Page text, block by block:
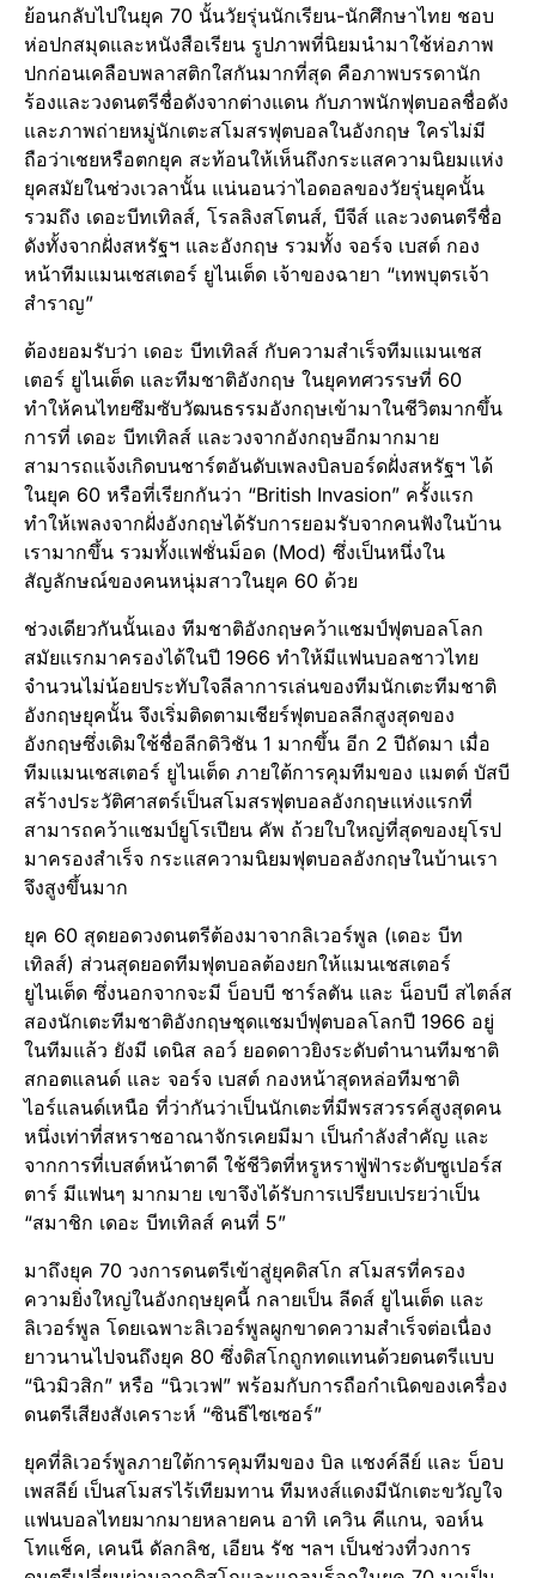
ย้อนกลับไปในยุค 70 นั้นวัยรุ่นนักเรียน-นักศึกษาไทย ชอบ
ห่อปกสมุดและหนังสือเรียน รูปภาพที่นิยมนำมาใช้ห่อภาพ
ปกก่อนเคลือบพลาสติกใสกันมากที่สุด คือภาพบรรดานัก
ร้องและวงดนตรีชื่อดังจากต่างแดน กับภาพนักฟุตบอลชื่อดัง
และภาพถ่ายหมู่นักเตะสโมสรฟุตบอลในอังกฤษ ใครไม่มี
ถือว่าเชยหรือตกยุค สะท้อนให้เห็นถึงกระแสความนิยมแห่ง
ยุคสมัยในช่วงเวลานั้น แน่นอนว่าไอดอลของวัยรุ่นยุคนั้น
รวมถึง เดอะบีทเทิลส์, โรลลิงสโตนส์, บีจีส์ และวงดนตรีชื่อ
ดังทั้งจากฝั่งสหรัฐฯ และอังกฤษ รวมทั้ง จอร์จ เบสต์ กอง
หน้าทีมแมนเชสเตอร์ ยูไนเต็ด เจ้าของฉายา “เทพบุตรเจ้า
สำราญ”
ต้องยอมรับว่า เดอะ บีทเทิลส์ กับความสำเร็จทีมแมนเชส
เตอร์ ยูไนเต็ด และทีมชาติอังกฤษ ในยุคทศวรรษที่ 60
ทำให้คนไทยซึมซับวัฒนธรรมอังกฤษเข้ามาในชีวิตมากขึ้น
การที่ เดอะ บีทเทิลส์ และวงจากอังกฤษอีกมากมาย
สามารถแจ้งเกิดบนชาร์ตอันดับเพลงบิลบอร์ดฝั่งสหรัฐฯ ได้
ในยุค 60 หรือที่เรียกกันว่า “British Invasion” ครั้งแรก
ทำให้เพลงจากฝั่งอังกฤษได้รับการยอมรับจากคนฟังในบ้าน
เรามากขึ้น รวมทั้งแฟชั่นม็อด (Mod) ซึ่งเป็นหนึ่งใน
สัญลักษณ์ของคนหนุ่มสาวในยุค 60 ด้วย
ช่วงเดียวกันนั้นเอง ทีมชาติอังกฤษคว้าแชมป์ฟุตบอลโลก
สมัยแรกมาครองได้ในปี 1966 ทำให้มีแฟนบอลชาวไทย
จำนวนไม่น้อยประทับใจลีลาการเล่นของทีมนักเตะทีมชาติ
อังกฤษยุคนั้น จึงเริ่มติดตามเชียร์ฟุตบอลลีกสูงสุดของ
อังกฤษซึ่งเดิมใช้ชื่อลีกดิวิชัน 1 มากขึ้น อีก 2 ปีถัดมา เมื่อ
ทีมแมนเชสเตอร์ ยูไนเต็ด ภายใต้การคุมทีมของ แมตต์ บัสบี
สร้างประวัติศาสตร์เป็นสโมสรฟุตบอลอังกฤษแห่งแรกที่
สามารถคว้าแชมป์ยูโรเปียน คัพ ถ้วยใบใหญ่ที่สุดของยุโรป
มาครองสำเร็จ กระแสความนิยมฟุตบอลอังกฤษในบ้านเรา
จึงสูงขึ้นมาก
ยุค 60 สุดยอดวงดนตรีต้องมาจากลิเวอร์พูล (เดอะ บีท
เทิลส์) ส่วนสุดยอดทีมฟุตบอลต้องยกให้แมนเชสเตอร์
ยูไนเต็ด ซึ่งนอกจากจะมี บ็อบบี ชาร์ลตัน และ น็อบบี สไตล์ส
สองนักเตะทีมชาติอังกฤษชุดแชมป์ฟุตบอลโลกปี 1966 อยู่
ในทีมแล้ว ยังมี เดนิส ลอว์ ยอดดาวยิงระดับตำนานทีมชาติ
สกอตแลนด์ และ จอร์จ เบสต์ กองหน้าสุดหล่อทีมชาติ
ไอร์แลนด์เหนือ ที่ว่ากันว่าเป็นนักเตะที่มีพรสวรรค์สูงสุดคน
หนึ่งเท่าที่สหราชอาณาจักรเคยมีมา เป็นกำลังสำคัญ และ
จากการที่เบสต์หน้าตาดี ใช้ชีวิตที่หรูหราฟู่ฟ่าระดับซูเปอร์ส
ตาร์ มีแฟนๆ มากมาย เขาจึงได้รับการเปรียบเปรยว่าเป็น
“สมาชิก เดอะ บีทเทิลส์ คนที่ 5”
มาถึงยุค 70 วงการดนตรีเข้าสู่ยุคดิสโก สโมสรที่ครอง
ความยิ่งใหญ่ในอังกฤษยุคนี้ กลายเป็น ลีดส์ ยูไนเต็ด และ
ลิเวอร์พูล โดยเฉพาะลิเวอร์พูลผูกขาดความสำเร็จต่อเนื่อง
ยาวนานไปจนถึงยุค 80 ซึ่งดิสโกถูกทดแทนด้วยดนตรีแบบ
“นิวมิวสิก” หรือ “นิวเวฟ” พร้อมกับการถือกำเนิดของเครื่อง
ดนตรีเสียงสังเคราะห์ “ซินธีไซเซอร์”
ยุคที่ลิเวอร์พูลภายใต้การคุมทีมของ บิล แชงค์ลีย์ และ บ็อบ
เพสลีย์ เป็นสโมสรไร้เทียมทาน ทีมหงส์แดงมีนักเตะขวัญใจ
แฟนบอลไทยมากมายหลายคน อาทิ เควิน คีแกน, จอห์น
โทแช็ค, เคนนี ดัลกลิช, เอียน รัช ฯลฯ เป็นช่วงที่วงการ